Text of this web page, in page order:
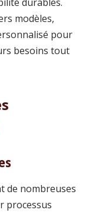
modèles,
pour
besoins tout
de nombreuses
processus